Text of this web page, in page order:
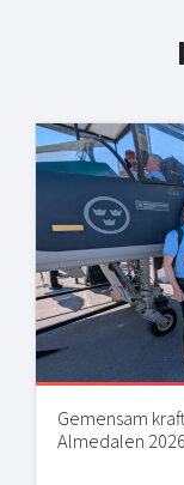
Gemensam
Almedalen 2026